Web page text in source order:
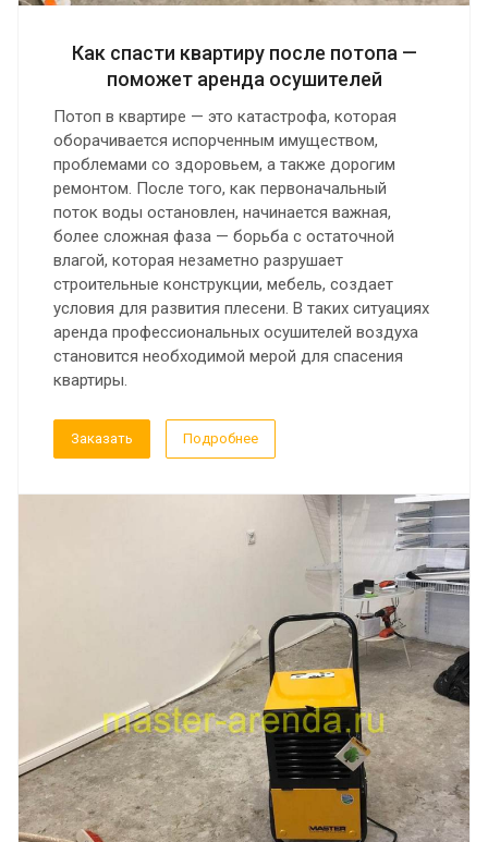
Как спасти квартиру после потопа —
поможет аренда осушителей
Потоп в квартире — это катастрофа, которая
оборачивается испорченным имуществом,
проблемами со здоровьем, а также дорогим
ремонтом. После того, как первоначальный
поток воды остановлен, начинается важная,
более сложная фаза — борьба с остаточной
влагой, которая незаметно разрушает
строительные конструкции, мебель, создает
условия для развития плесени. В таких ситуациях
аренда профессиональных осушителей воздуха
становится необходимой мерой для спасения
квартиры.
Заказать Подробнее